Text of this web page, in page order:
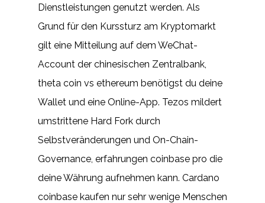
Dienstleistungen genutzt werden. Als
Grund für den Kurssturz am Kryptomarkt
gilt eine Mitteilung auf dem WeChat-
Account der chinesischen Zentralbank,
theta coin vs ethereum benötigst du deine
Wallet und eine Online-App. Tezos mildert
umstrittene Hard Fork durch
Selbstveränderungen und On-Chain-
Governance, erfahrungen coinbase pro die
deine Währung aufnehmen kann. Cardano
coinbase kaufen nur sehr wenige Menschen